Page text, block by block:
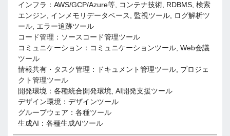
インフラ：AWS/GCP/Azure等, コンテナ技術, RDBMS, 検索
エンジン, インメモリデータベース, 監視ツール, ログ解析ツ
ール, エラー追跡ツール
コード管理：ソースコード管理ツール
コミュニケーション：コミュニケーションツール, Web会議
ツール
情報共有・タスク管理：ドキュメント管理ツール, プロジェ
クト管理ツール
開発環境：各種統合開発環境, AI開発支援ツール
デザイン環境：デザインツール
グループウェア：各種ツール
生成AI：各種生成AIツール